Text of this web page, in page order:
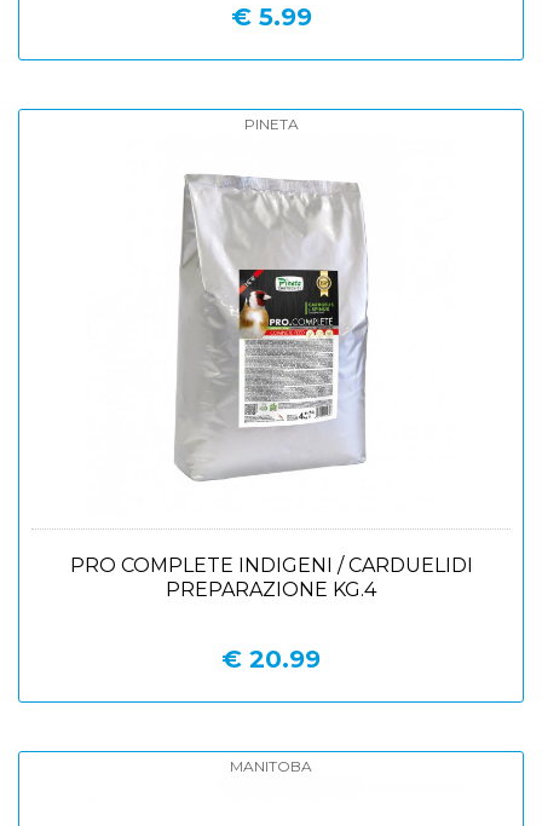
€ 5.99
PINETA
PRO COMPLETE INDIGENI / CARDUELIDI
PREPARAZIONE KG.4
€ 20.99
MANITOBA